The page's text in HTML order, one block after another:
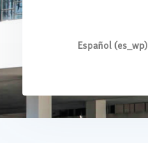
Español ‎(es_wp)‎